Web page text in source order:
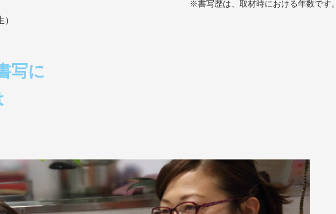
※書写歴は、取材時における年数です。
写に